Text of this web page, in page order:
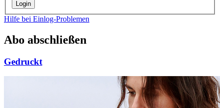
Hilfe bei Einlog-Problemen
Abo abschließen
Gedruckt